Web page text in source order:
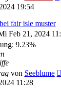
19:54
fair isle muster
Feb 21, 2024
9.23%
von Seeblume
11:28